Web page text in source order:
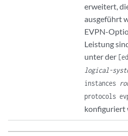
erweitert,
ausgeführt
EVPN-
Leistung
unter der
logical-
instances
protocols
konfiguriert